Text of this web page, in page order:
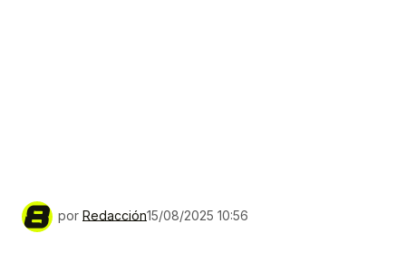
por Redacción15/08/2025 10:56